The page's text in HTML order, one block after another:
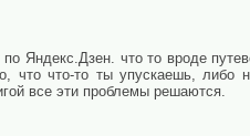
Яндекс.Дзен. что то вроде
что что-то ты упускаешь,
все эти проблемы решаются.